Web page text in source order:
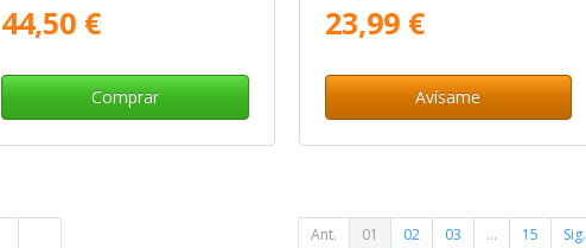
44,50 €
Comprar
23,99 €
Avísame
Ant. 01 02 03 ... 15 Sig.